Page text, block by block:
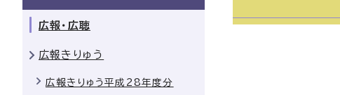
広報・広聴
広報きりゅう
広報きりゅう平成28年度分